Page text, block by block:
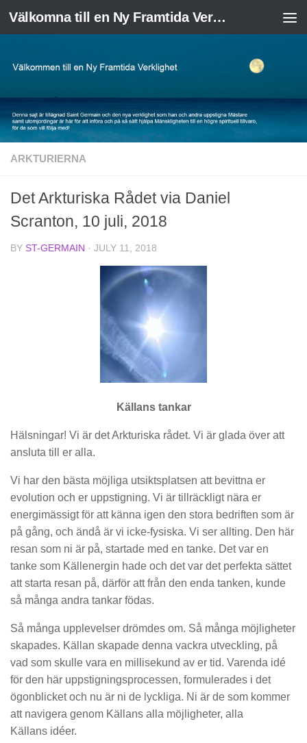
Skip to content Välkomna till en Ny Framtida Verklighet
ARKTURIERNA
Det Arkturiska Rådet via Daniel
Scranton, 10 juli, 2018
BY ST-GERMAIN · JULY 11, 2018
Källans tankar
Hälsningar! Vi är det Arkturiska rådet. Vi är glada över att
ansluta till er alla.
Vi har den bästa möjliga utsiktsplatsen att bevittna er
evolution och er uppstigning. Vi är tillräckligt nära er
energimässigt för att känna igen den stora bedriften som är
på gång, och ändå är vi icke-fysiska. Vi ser allting. Den här
resan som ni är på, startade med en tanke. Det var en
tanke som Källenergin hade och det var det perfekta sättet
att starta resan på, därför att från den enda tanken, kunde
så många andra tankar födas.
Så många upplevelser drömdes om. Så många möjligheter
skapades. Källan skapade denna vackra utveckling, på
vad som skulle vara en millisekund av er tid. Varenda idé
för den här uppstigningsprocessen, formulerades i det
ögonblicket och nu är ni de lyckliga. Ni är de som kommer
att navigera genom Källans alla möjligheter, alla
Källans idéer.